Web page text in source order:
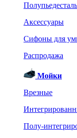
Аксессуары
Сифоны для
Распродажа
Мойки
Врезные
Полу-